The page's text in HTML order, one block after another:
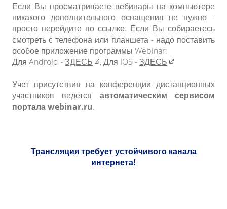
Если Вы просматриваете вебинары на компьютере
никакого дополнительного оснащения не нужно -
просто перейдите по ссылке. Если Вы собираетесь
смотреть с телефона или планшета - надо поставить
особое приложение программы Webinar:
Для Android - ЗДЕСЬ​​ , Для IOS - ЗДЕСЬ​​
Учет присутствия на конференции дистанционных
участников ведется автоматическим сервисом
портала webinar.ru.
Трансляция требует устойчивого канала
интернета!